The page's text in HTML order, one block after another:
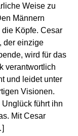
Weise zu
Männern
die Köpfe. Cesar
der einzige
wird für das
verantwortlich
und leidet unter
Visionen.
führt ihn
Mit Cesar